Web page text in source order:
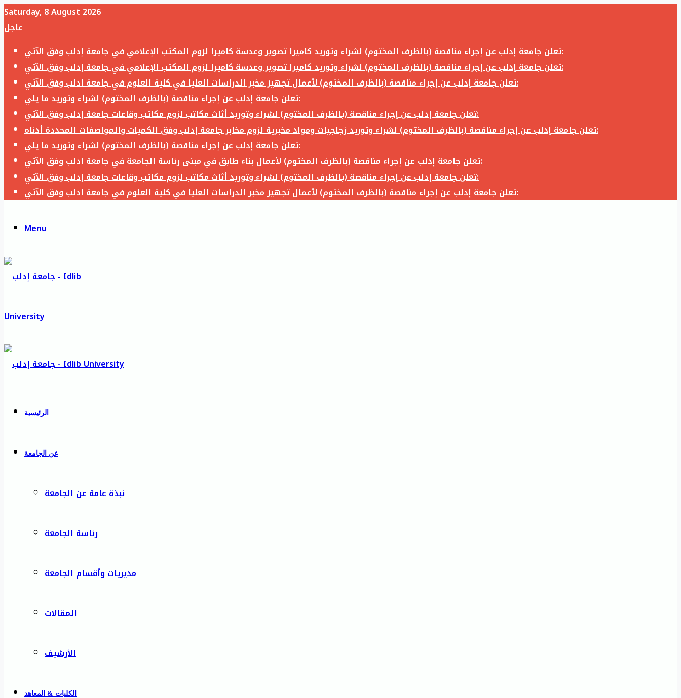
Saturday, 8 August 2026
عاجل
تعلن جامعة إدلب عن إجراء مناقصة (بالظرف المختوم) لشراء وتوريد كاميرا تصوير وعدسة كاميرا لزوم المكتب الإعلامي في جامعة إدلب وفق الآتي:
تعلن جامعة إدلب عن إجراء مناقصة (بالظرف المختوم) لشراء وتوريد كاميرا تصوير وعدسة كاميرا لزوم المكتب الإعلامي في جامعة إدلب وفق الآتي:
تعلن جامعة إدلب عن إجراء مناقصة (بالظرف المختوم) لأعمال تجهيز مخبر الدراسات العليا في كلية العلوم في جامعة ادلب وفق الآتي:
تعلن جامعة إدلب عن إجراء مناقصة (بالظرف المختوم) لشراء وتوريد ما يلي:
تعلن جامعة إدلب عن إجراء مناقصة (بالظرف المختوم) لشراء وتوريد أثاث مكاتب لزوم مكاتب وقاعات جامعة إدلب وفق الآتي:
تعلن جامعة إدلب عن إجراء مناقصة (بالظرف المختوم) لشراء وتوريد زجاجيات ومواد مخبرية لزوم مخابر جامعة إدلب وفق الكميات والمواصفات المحددة أدناه:
تعلن جامعة إدلب عن إجراء مناقصة (بالظرف المختوم) لشراء وتوريد ما يلي:
تعلن جامعة إدلب عن إجراء مناقصة (بالظرف المختوم) لأعمال بناء طابق في مبنى رئاسة الجامعة في جامعة ادلب وفق الآتي:
تعلن جامعة إدلب عن إجراء مناقصة (بالظرف المختوم) لشراء وتوريد أثاث مكاتب لزوم مكاتب وقاعات جامعة إدلب وفق الآتي:
تعلن جامعة إدلب عن إجراء مناقصة (بالظرف المختوم) لأعمال تجهيز مخبر الدراسات العليا في كلية العلوم في جامعة ادلب وفق الآتي:
Menu
الرئيسية
عن الجامعة
نبذة عامة عن الجامعة
رئاسة الجامعة
مديريات وأقسام الجامعة
المقالات
الأرشيف
الكليات & المعاهد